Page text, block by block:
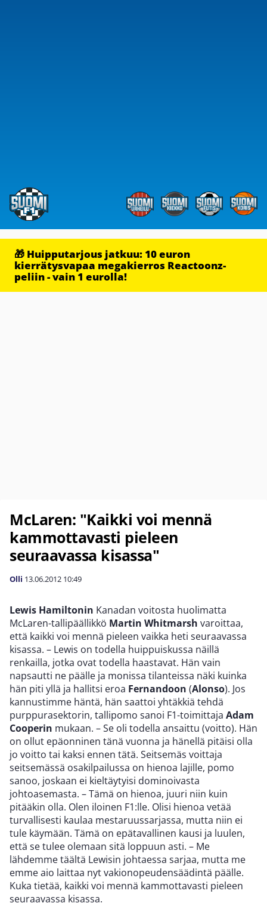
🎁 Huipputarjous jatkuu: 10 euron
kierrätysvapaa megakierros Reactoonz-
peliin - vain 1 eurolla!
McLaren: "Kaikki voi mennä
kammottavasti pieleen
seuraavassa kisassa"
Olli 13.06.2012 10:49
Lewis Hamiltonin Kanadan voitosta huolimatta
McLaren-tallipäällikkö Martin Whitmarsh varoittaa,
että kaikki voi mennä pieleen vaikka heti seuraavassa
kisassa. – Lewis on todella huippuiskussa näillä
renkailla, jotka ovat todella haastavat. Hän vain
napsautti ne päälle ja monissa tilanteissa näki kuinka
hän piti yllä ja hallitsi eroa Fernandoon (Alonso). Jos
kannustimme häntä, hän saattoi yhtäkkiä tehdä
purppurasektorin, tallipomo sanoi F1-toimittaja Adam
Cooperin mukaan. – Se oli todella ansaittu (voitto). Hän
on ollut epäonninen tänä vuonna ja hänellä pitäisi olla
jo voitto tai kaksi ennen tätä. Seitsemäs voittaja
seitsemässä osakilpailussa on hienoa lajille, pomo
sanoo, joskaan ei kieltäytyisi dominoivasta
johtoasemasta. – Tämä on hienoa, juuri niin kuin
pitääkin olla. Olen iloinen F1:lle. Olisi hienoa vetää
turvallisesti kaulaa mestaruussarjassa, mutta niin ei
tule käymään. Tämä on epätavallinen kausi ja luulen,
että se tulee olemaan sitä loppuun asti. – Me
lähdemme täältä Lewisin johtaessa sarjaa, mutta me
emme aio laittaa nyt vakionopeudensäädintä päälle.
Kuka tietää, kaikki voi mennä kammottavasti pieleen
seuraavassa kisassa.